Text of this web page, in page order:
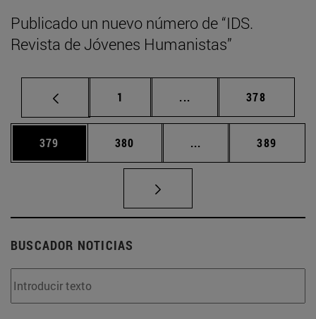
Publicado un nuevo número de “IDS.
Revista de Jóvenes Humanistas”
Página
1 ... Páginas intermedias
Página
378
Página
379 Página
380 ... Páginas intermedias
Página
389
BUSCADOR NOTICIAS